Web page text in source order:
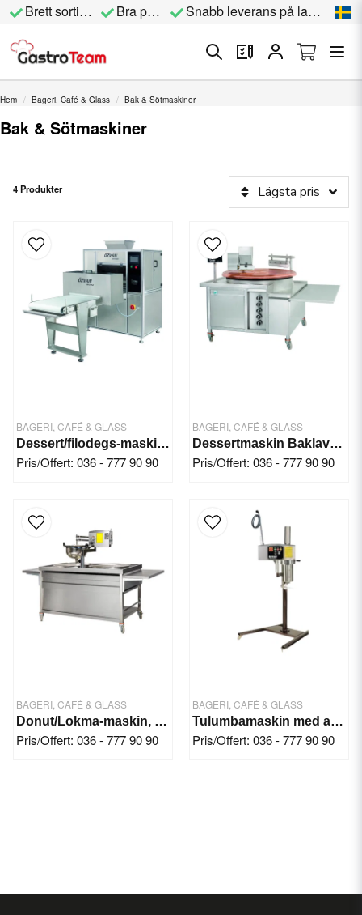
Brett sortiment Bra priser Snabb leverans på lagervara
Hem Bageri, Café & Glass Bak & Sötmaskiner
Bak & Sötmaskiner
4 Produkter Lägsta pris
BAGERI, CAFÉ & GLASS
Dessert/filodegs-maskin Baklava
Pris/Offert: 036 - 777 90 90
BAGERI, CAFÉ & GLASS
Dessertmaskin Baklava/Kadaifi 10-15 kg
Pris/Offert: 036 - 777 90 90
BAGERI, CAFÉ & GLASS
Donut/Lokma-maskin, 10 kg
Pris/Offert: 036 - 777 90 90
BAGERI, CAFÉ & GLASS
Tulumbamaskin med arbetsbänk - gas
Pris/Offert: 036 - 777 90 90